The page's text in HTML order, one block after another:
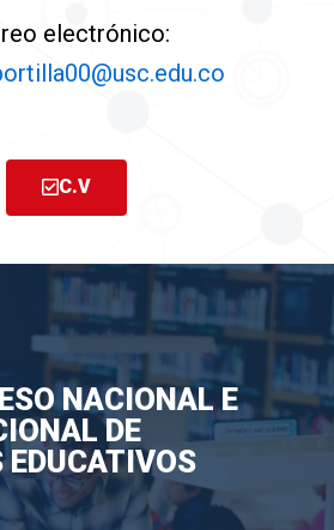
electrónico:
C.V
NACIONAL E
DE
EDUCATIVOS